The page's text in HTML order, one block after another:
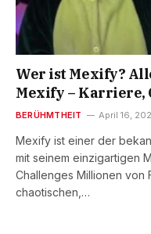
Wer ist Mexify?
Mexify – Karriere,
BERÜHMTHEIT April 16,
Mexify ist einer der
mit seinem einzigartigen
Challenges Millionen von
chaotischen,…